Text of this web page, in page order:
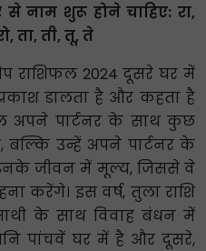
से नाम शुरू होने चाहिए: रा,
ता, ती, तू, ते
राशिफल 2024 दूसरे घर में
डालता है और कहता है
अपने पार्टनर के साथ कुछ
उन्हें अपने पार्टनर के
उनके जीवन में मूल्य, जिससे वे
करेंगे। इस वर्ष, तुला राशि
के साथ विवाह बंधन में
पांचवें घर में है और दूसरे,